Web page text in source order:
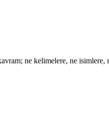
ne kelimelere, ne isimlere,